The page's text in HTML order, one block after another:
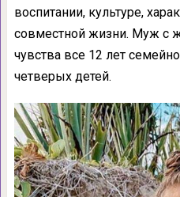
воспитании, культуре,
совместной жизни. Муж с
чувства все 12 лет
четверых детей.